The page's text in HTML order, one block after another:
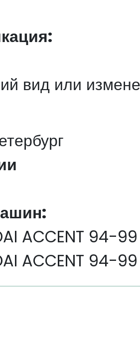
вид или
ACCENT 94-
ACCENT 94-